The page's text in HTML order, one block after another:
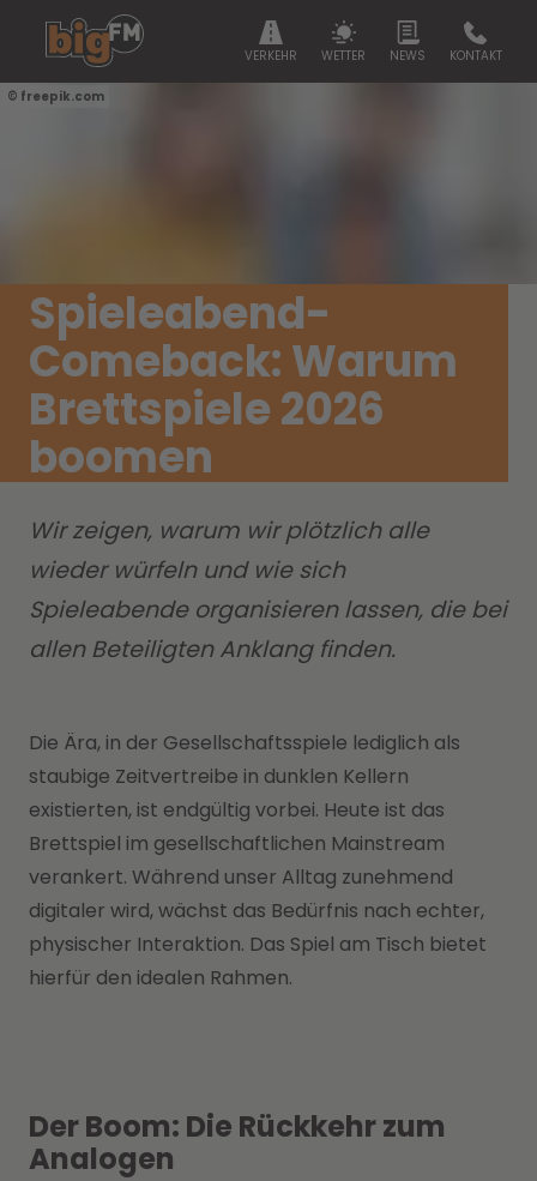
VERKEHR WETTER NEWS KONTAKT
freepik.com
Spieleabend-
Comeback: Warum
Brettspiele 2026
boomen
Wir zeigen, warum wir plötzlich alle
wieder würfeln und wie sich
Spieleabende organisieren lassen, die bei
allen Beteiligten Anklang finden.
Die Ära, in der Gesellschaftsspiele lediglich als
staubige Zeitvertreibe in dunklen Kellern
existierten, ist endgültig vorbei. Heute ist das
Brettspiel im gesellschaftlichen Mainstream
verankert. Während unser Alltag zunehmend
digitaler wird, wächst das Bedürfnis nach echter,
physischer Interaktion. Das Spiel am Tisch bietet
hierfür den idealen Rahmen.
Der Boom: Die Rückkehr zum
Analogen